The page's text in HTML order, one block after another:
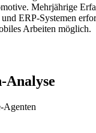
Mehrjährige
ERP-Systemen
Arbeiten möglich.
Analyse
Agenten